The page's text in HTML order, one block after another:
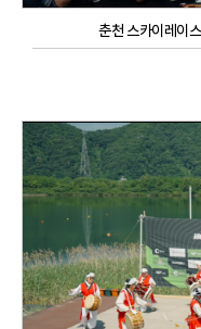
춘천 스카이레이